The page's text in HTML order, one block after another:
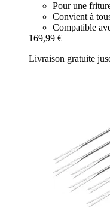
Pour une
Convient à
Compatible
169,99 €
Livraison gratuite